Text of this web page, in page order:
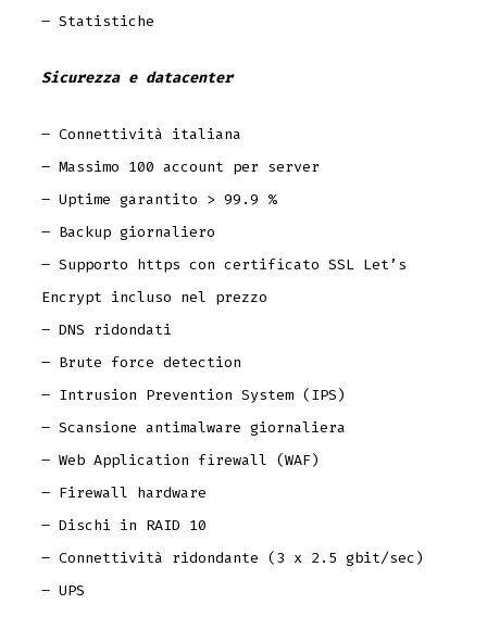
– Statistiche
Sicurezza e datacenter
– Connettività italiana
– Massimo 100 account per server
– Uptime garantito > 99.9 %
– Backup giornaliero
– Supporto https con certificato SSL Let’s
Encrypt incluso nel prezzo
– DNS ridondati
– Brute force detection
– Intrusion Prevention System (IPS)
– Scansione antimalware giornaliera
– Web Application firewall (WAF)
– Firewall hardware
– Dischi in RAID 10
– Connettività ridondante (3 x 2.5 gbit/sec)
– UPS